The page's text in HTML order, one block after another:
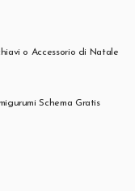
o Accessorio di Natale
Schema Gratis